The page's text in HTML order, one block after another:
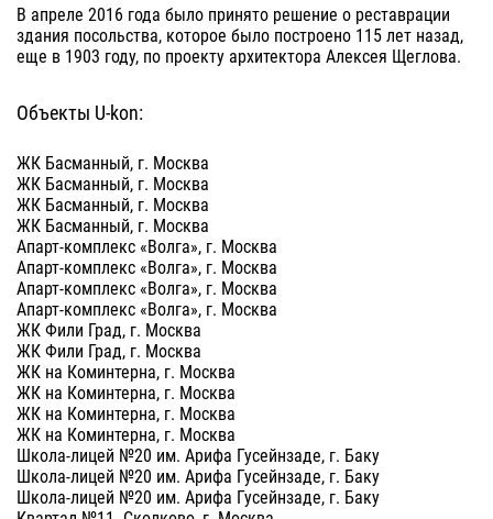
В апреле 2016 года было принято решение о реставрации
здания посольства, которое было построено 115 лет назад,
еще в 1903 году, по проекту архитектора Алексея Щеглова.
Объекты U-kon:
ЖК Басманный, г. Москва
ЖК Басманный, г. Москва
ЖК Басманный, г. Москва
ЖК Басманный, г. Москва
Апарт-комплекс «Волга», г. Москва
Апарт-комплекс «Волга», г. Москва
Апарт-комплекс «Волга», г. Москва
Апарт-комплекс «Волга», г. Москва
ЖК Фили Град, г. Москва
ЖК Фили Град, г. Москва
ЖК на Коминтерна, г. Москва
ЖК на Коминтерна, г. Москва
ЖК на Коминтерна, г. Москва
ЖК на Коминтерна, г. Москва
Школа-лицей №20 им. Арифа Гусейнзаде, г. Баку
Школа-лицей №20 им. Арифа Гусейнзаде, г. Баку
Школа-лицей №20 им. Арифа Гусейнзаде, г. Баку